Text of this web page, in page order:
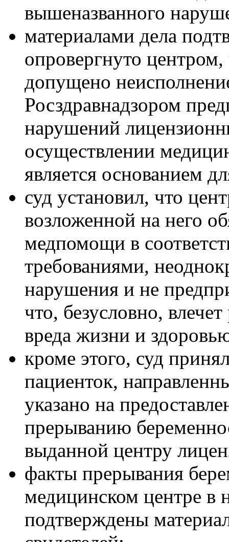
вышеназванного
материалами дела
опровергнуто
допущено
Росздравнадзором
нарушений
осуществлении
является основанием
суд установил, что
возложенной на него
медпомощи в
требованиями,
нарушения и не
что, безусловно,
вреда жизни и
кроме этого, суд
пациенток,
указано на
прерыванию
выданной центру
факты прерывания
медицинском центре в
подтверждены